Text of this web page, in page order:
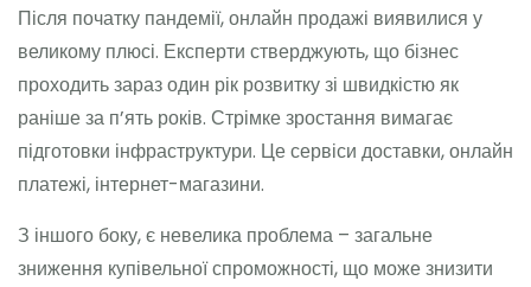
Після початку пандемії, онлайн продажі виявилися у
великому плюсі. Експерти стверджують, що бізнес
проходить зараз один рік розвитку зі швидкістю як
раніше за п’ять років. Стрімке зростання вимагає
підготовки інфраструктури. Це сервіси доставки, онлайн
платежі, інтернет-магазини.
З іншого боку, є невелика проблема – загальне
зниження купівельної спроможності, що може знизити